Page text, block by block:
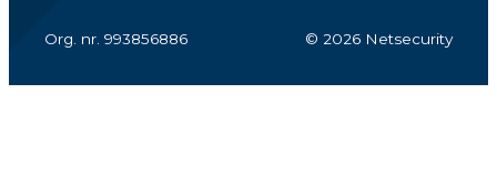
Org. nr. 993856886 © 2026 Netsecurity